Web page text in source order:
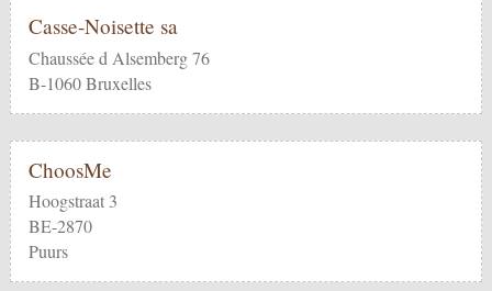
Casse-Noisette sa
Chaussée d Alsemberg 76
B-1060 Bruxelles
ChoosMe
Hoogstraat 3
BE-2870
Puurs